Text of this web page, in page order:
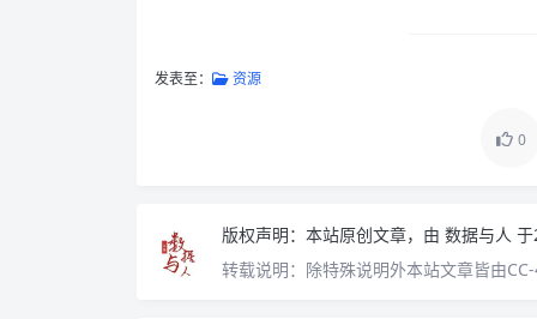
发表至： 资源
0
版权声明： 本站原创文章，由 数据与人
转载说明： 除特殊说明外本站文章皆由